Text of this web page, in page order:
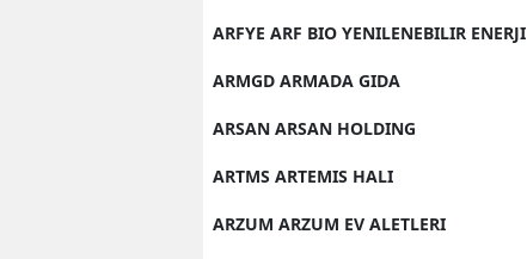
ARFYE ARF BIO YENILENEBILIR ENERJI
ARMGD ARMADA GIDA
ARSAN ARSAN HOLDING
ARTMS ARTEMIS HALI
ARZUM ARZUM EV ALETLERI